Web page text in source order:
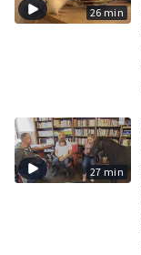
26 min
27 min